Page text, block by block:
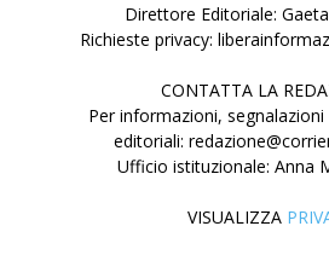
Direttore Editoriale:
Richieste privacy:
CONTATTA LA
Per informazioni,
editoriali:
Ufficio istituzionale: Anna
VISUALIZZA